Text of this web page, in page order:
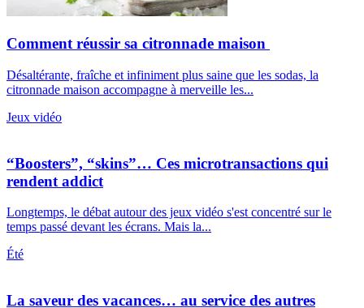
Comment réussir sa citronnade maison
Désaltérante, fraîche et infiniment plus saine que les sodas, la
citronnade maison accompagne à merveille les...
Jeux vidéo
“Boosters”, “skins”… Ces microtransactions qui
rendent addict
Longtemps, le débat autour des jeux vidéo s'est concentré sur le
temps passé devant les écrans. Mais la...
Été
La saveur des vacances… au service des autres